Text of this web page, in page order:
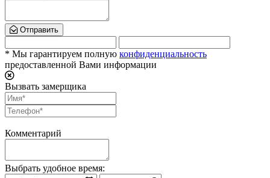
Отправить
* Мы гарантируем полную конфиденциальность
предоставленной Вами информации
Вызвать замерщика
Комментарий
Выбрать удобное время: